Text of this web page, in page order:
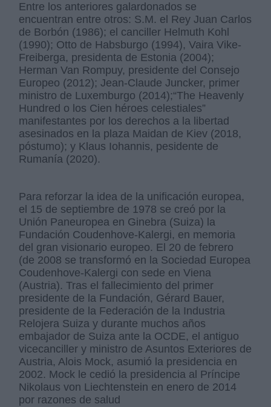
Entre los anteriores galardonados se
encuentran entre otros: S.M. el Rey Juan Carlos
de Borbón (1986); el canciller Helmuth Kohl
(1990); Otto de Habsburgo (1994), Vaira Vike-
Freiberga, presidenta de Estonia (2004);
Herman Van Rompuy, presidente del Consejo
Europeo (2012); Jean-Claude Juncker, primer
ministro de Luxemburgo (2014);“The Heavenly
Hundred o los Cien héroes celestiales”
manifestantes por los derechos a la libertad
asesinados en la plaza Maidan de Kiev (2018,
póstumo); y Klaus Iohannis, pesidente de
Rumanía (2020).
Para reforzar la idea de la unificación europea,
el 15 de septiembre de 1978 se creó por la
Unión Paneuropea en Ginebra (Suiza) la
Fundación Coudenhove-Kalergi, en memoria
del gran visionario europeo. El 20 de febrero
(de 2008 se transformó en la Sociedad Europea
Coudenhove-Kalergi con sede en Viena
(Austria). Tras el fallecimiento del primer
presidente de la Fundación, Gérard Bauer,
presidente de la Federación de la Industria
Relojera Suiza y durante muchos años
embajador de Suiza ante la OCDE, el antiguo
vicecanciller y ministro de Asuntos Exteriores de
Austria, Alois Mock, asumió la presidencia en
2002. Mock le cedió la presidencia al Príncipe
Nikolaus von Liechtenstein en enero de 2014
por razones de salud